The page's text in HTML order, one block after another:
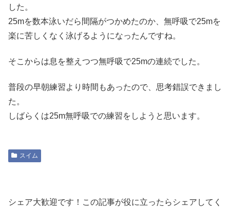
した。
25mを数本泳いだら間隔がつかめたのか、無呼吸で25mを
楽に苦しくなく泳げるようになったんですね。
そこからは息を整えつつ無呼吸で25mの連続でした。
普段の早朝練習より時間もあったので、思考錯誤できまし
た。
しばらくは25m無呼吸での練習をしようと思います。
スイム
シェア大歓迎です！この記事が役に立ったらシェアしてく